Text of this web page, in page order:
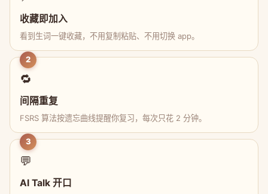
收藏即加入
看到生词一键收藏，不用复制粘贴、不用切换 app。
2
🔁
间隔重复
FSRS 算法按遗忘曲线提醒你复习，每次只花 2 分钟。
3
💬
AI Talk 开口